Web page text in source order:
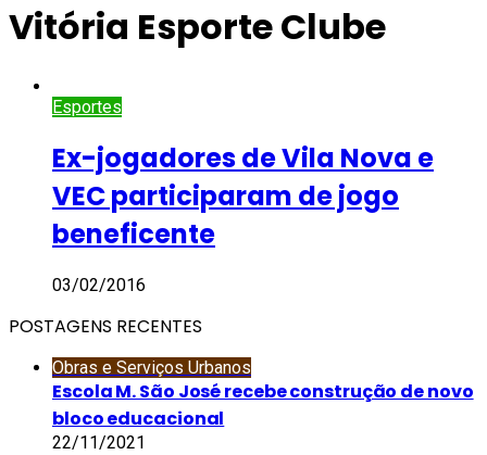
Vitória Esporte Clube
Esportes
Ex-jogadores de Vila Nova e
VEC participaram de jogo
beneficente
03/02/2016
POSTAGENS RECENTES
Obras e Serviços Urbanos
Escola M. São José recebe construção de novo
bloco educacional
22/11/2021